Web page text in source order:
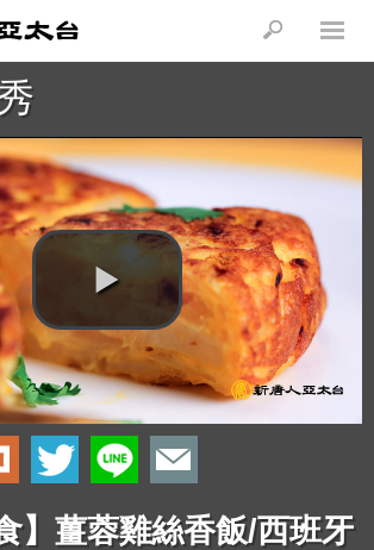
】薑蓉雞絲香飯/西班牙